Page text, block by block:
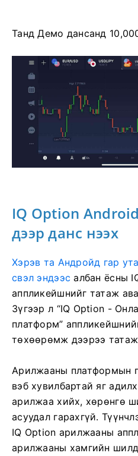
Танд Демо дансанд
IQ Option
дээр данс нээх
Хэрэв та Андройд гар
свэл эндээс албан ёсны
аппликейшнийг татаж
Зүгээр л “IQ Option -
платформ”
төхөөрөмж дээрээ
Арилжааны платформын
вэб хувилбартай яг
арилжаа хийх, хөрөнгө
асуудал гарахгүй.
IQ Option арилжааны
арилжааны хамгийн